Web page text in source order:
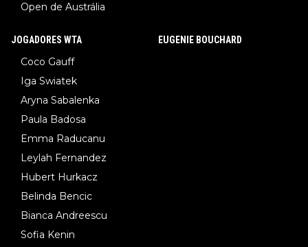
Open de Austrália
JOGADORES WTA
Coco Gauff
Iga Swiatek
Aryna Sabalenka
Paula Badosa
Emma Raducanu
Leylah Fernandez
Hubert Hurkacz
Belinda Bencic
Bianca Andreescu
Sofia Kenin
EUGENIE BOUCHARD